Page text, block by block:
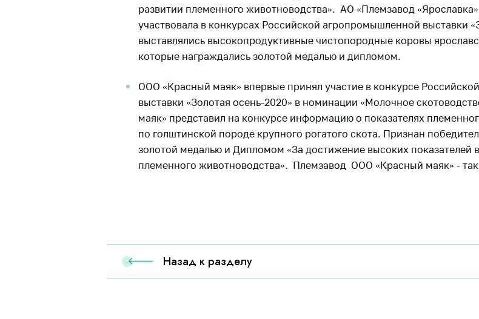
развитии племенного животноводства». АО «Племзавод
участвовала в конкурсах Российской агропромышленной выставки
выставлялись высокопродуктивные чистопородные коровы
которые награждались золотой медалью и дипломом.
ООО «Красный маяк» впервые принял участие в конкурсе
выставки «Золотая осень-2020» в номинации «Молочное
маяк» представил на конкурсе информацию о показателях
по голштинской породе крупного рогатого скота. Признан
золотой медалью и Дипломом «За достижение высоких показателей
племенного животноводства». Племзавод ООО «Красный маяк» -
Назад к разделу